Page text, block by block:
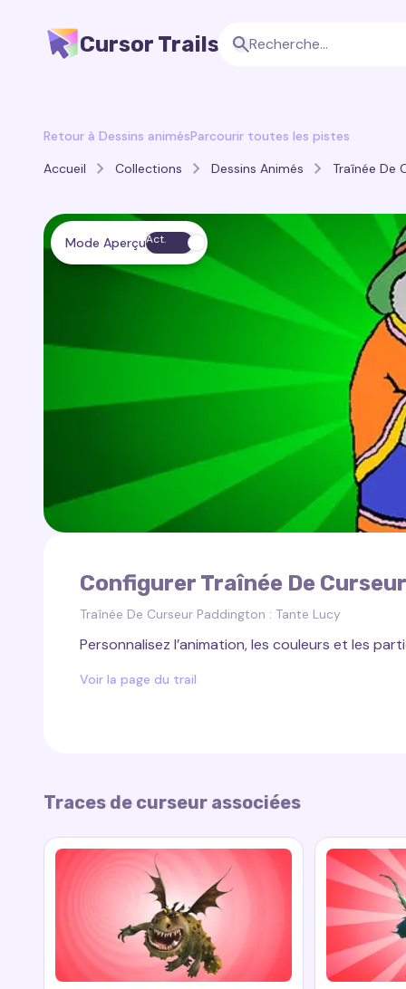
Cursor Trails
Retour à Dessins animésParcourir toutes les pistes
Accueil
Collections Dessins Animés Traînée De
Configurer Traînée De
Traînée De Curseur Paddington : Tante Lucy
Personnalisez l’animation, les couleurs et les
Voir la page du trail
Mode AperçuAct.
Traces de curseur associées